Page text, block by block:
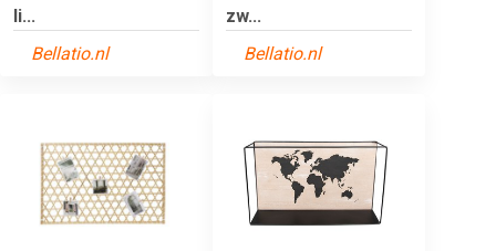
li...
Bellatio.nl
zw...
Bellatio.nl